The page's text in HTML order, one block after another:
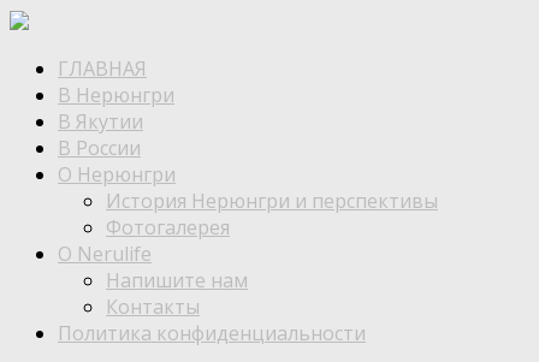
ГЛАВНАЯ
В Нерюнгри
В Якутии
В России
О Нерюнгри
История Нерюнгри и перспективы
Фотогалерея
О Nerulife
Напишите нам
Контакты
Политика конфиденциальности